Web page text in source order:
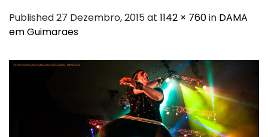
Published 27 Dezembro, 2015 at 1142 × 760in DAMA
em Guimaraes